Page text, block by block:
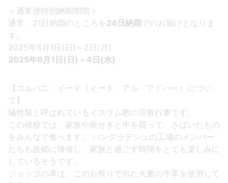
＜通常便特別納期期間＞
通常、21日納期のところを24日納期でのお届けとなりま
す。
2025年6月1日(日)～2日(月)
2025年6月1日(日)～4日(水)
【コルバニ・イード（イード・アル・アドハー）につい
て】
犠牲祭と呼ばれているイスラム教の宗教行事です。
この祝祭では、家族や親せきと牛を買って、さばいたもの
をみんなで食べます。 バングラデシュの工場のメンバー
たちも故郷に帰省し、家族と過ごす時間をとても楽しみに
しているそうです。
ジョッゴの革は、このお祭りで出た大量の牛革を使用して